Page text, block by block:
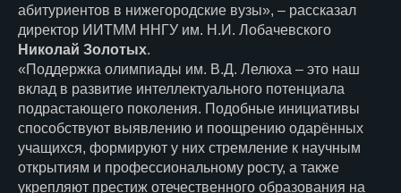
абитуриентов в нижегородские вузы», – рассказал
директор ИИТММ ННГУ им. Н.И. Лобачевского
Николай Золотых.
«Поддержка олимпиады им. В.Д. Лелюха – это наш
вклад в развитие интеллектуального потенциала
подрастающего поколения. Подобные инициативы
способствуют выявлению и поощрению одарённых
учащихся, формируют у них стремление к научным
открытиям и профессиональному росту, а также
укрепляют престиж отечественного образования на